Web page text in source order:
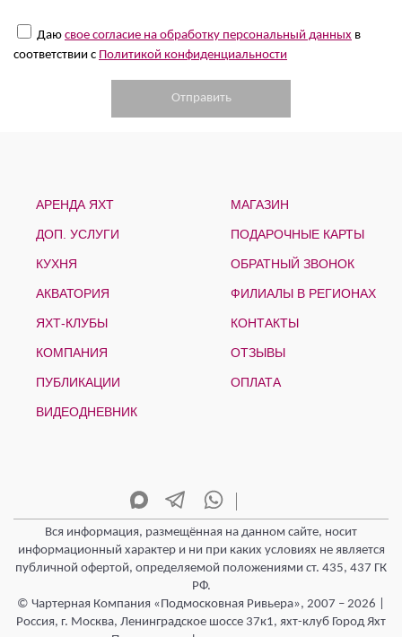
Даю свое согласие на обработку персональный данных в
соответствии с Политикой конфиденциальности
АРЕНДА ЯХТ
ДОП. УСЛУГИ
КУХНЯ
АКВАТОРИЯ
ЯХТ-КЛУБЫ
КОМПАНИЯ
ПУБЛИКАЦИИ
ВИДЕОДНЕВНИК
МАГАЗИН
ПОДАРОЧНЫЕ КАРТЫ
ОБРАТНЫЙ ЗВОНОК
ФИЛИАЛЫ В РЕГИОНАХ
КОНТАКТЫ
ОТЗЫВЫ
ОПЛАТА
Вся информация, размещённая на данном сайте, носит
информационный характер и ни при каких условиях не является
публичной офертой, определяемой положениями ст. 435, 437 ГК
РФ.
© Чартерная Компания «Подмосковная Ривьера», 2007 – 2026 |
Россия, г. Москва, Ленинградское шоссе 37к1, яхт-клуб Город Яхт